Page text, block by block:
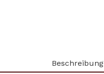
Beschreibung